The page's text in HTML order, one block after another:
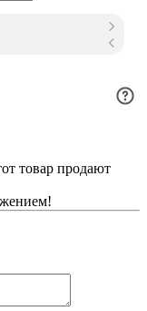
товар продают